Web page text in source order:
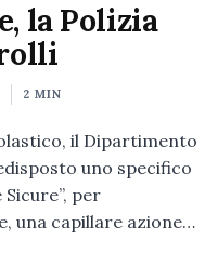
la Polizia
2 MIN
il Dipartimento
uno specifico
per
una capillare azione…